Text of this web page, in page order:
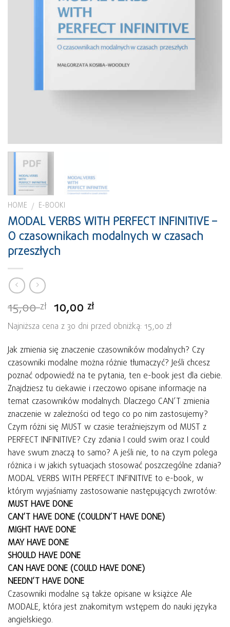
HOME / E-BOOKI
MODAL VERBS WITH PERFECT INFINITIVE –
O czasownikach modalnych w czasach
przeszłych
15,00zł 10,00zł
Najniższa cena z 30 dni przed obniżką: 15,00 zł
Jak zmienia się znaczenie czasowników modalnych? Czy
czasowniki modalne można różnie tłumaczyć? Jeśli chcesz
poznać odpowiedź na te pytania, ten e-book jest dla ciebie.
Znajdziesz tu ciekawie i rzeczowo opisane informacje na
temat czasowników modalnych. Dlaczego CAN’T zmienia
znaczenie w zależności od tego co po nim zastosujemy?
Czym różni się MUST w czasie teraźniejszym od MUST z
PERFECT INFINITIVE? Czy zdania I could swim oraz I could
have swum znaczą to samo? A jeśli nie, to na czym polega
różnica i w jakich sytuacjach stosować poszczególne zdania?
MODAL VERBS WITH PERFECT INFINITIVE to e-book, w
którym wyjaśniamy zastosowanie następujących zwrotów:
MUST HAVE DONE
CAN’T HAVE DONE (COULDN’T HAVE DONE)
MIGHT HAVE DONE
MAY HAVE DONE
SHOULD HAVE DONE
CAN HAVE DONE (COULD HAVE DONE)
NEEDN’T HAVE DONE
Czasowniki modalne są także opisane w książce Ale
MODALE, która jest znakomitym wstępem do nauki języka
angielskiego.